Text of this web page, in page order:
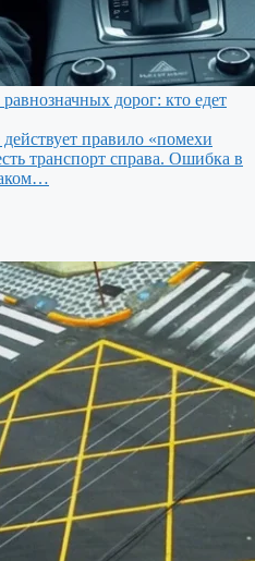
дорог: кто едет
правило «помехи
транспорт справа. Ошибка в